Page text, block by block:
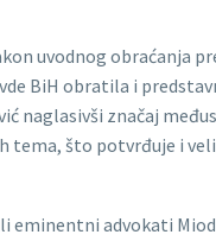
uvodnog obraćanja
BiH obratila i
naglasivši značaj
tema, što potvrđuje i
eminentni advokati